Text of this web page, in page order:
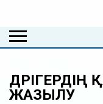
ЖАЗЫЛУ